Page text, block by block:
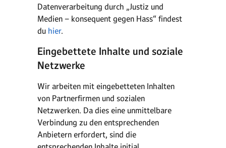
Datenverarbeitung durch „Justiz und
Medien – konsequent gegen Hass“ findest
du hier.
Eingebettete Inhalte und soziale
Netzwerke
Wir arbeiten mit eingebetteten Inhalten
von Partnerfirmen und sozialen
Netzwerken. Da dies eine unmittelbare
Verbindung zu den entsprechenden
Anbietern erfordert, sind die